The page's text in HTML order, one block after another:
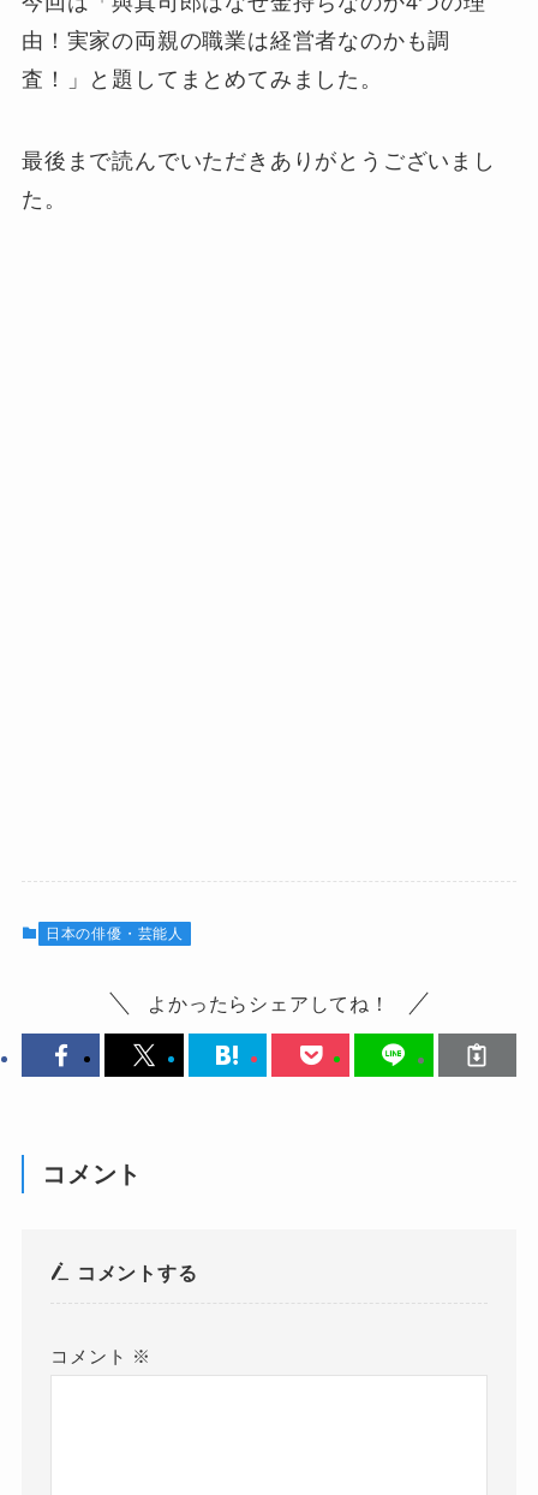
由！実家の両親の職業は経営者なのかも調
査！」と題してまとめてみました。
最後まで読んでいただきありがとうございまし
た。
日本の俳優・芸能人
よかったらシェアしてね！
コメント
コメントする
コメント ※